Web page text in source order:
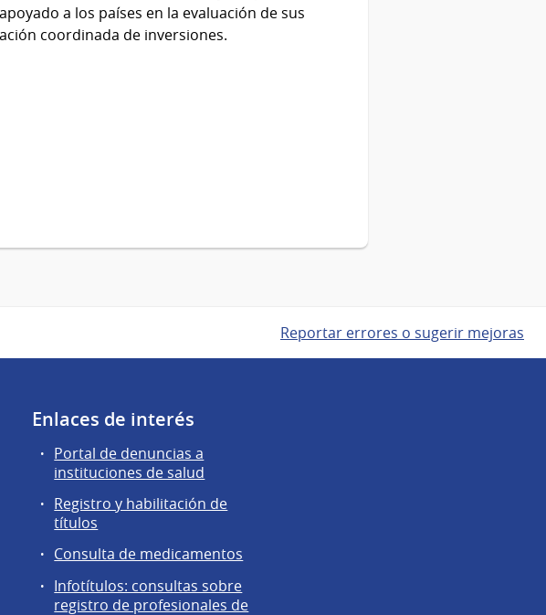
a los países en la evaluación de sus
coordinada de inversiones.
Reportar errores o sugerir mejoras
Enlaces de interés
Portal de denuncias a
instituciones de salud
Registro y habilitación de
títulos
Consulta de medicamentos
Infotítulos: consultas sobre
registro de profesionales de